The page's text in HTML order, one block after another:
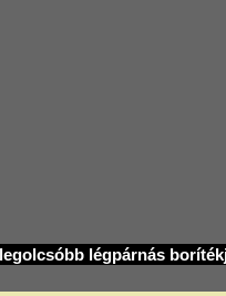
légpárnás